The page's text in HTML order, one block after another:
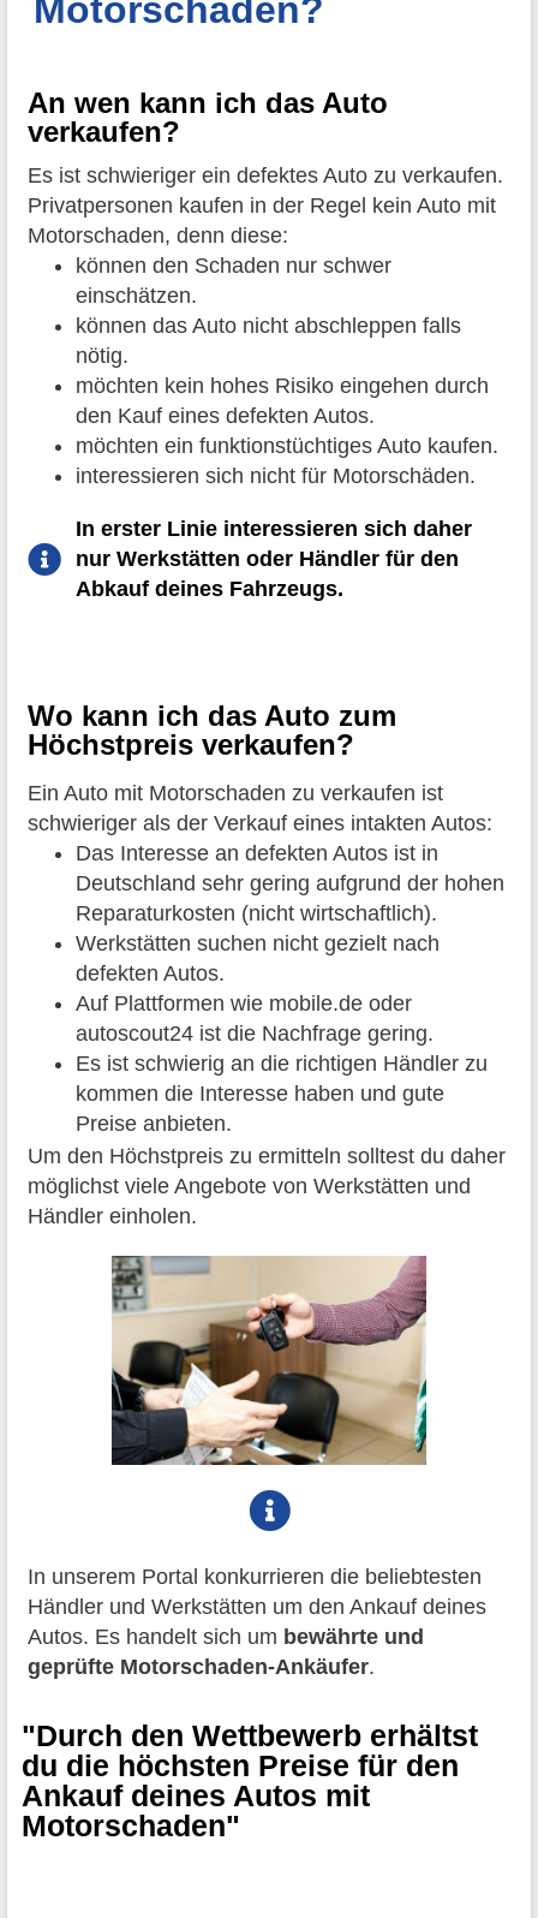
Motorschaden?
An wen kann ich das Auto
verkaufen?
Es ist schwieriger ein defektes Auto zu verkaufen.
Privatpersonen kaufen in der Regel kein Auto mit
Motorschaden, denn diese:
können den Schaden nur schwer
einschätzen.
können das Auto nicht abschleppen falls
nötig.
möchten kein hohes Risiko eingehen durch
den Kauf eines defekten Autos.
möchten ein funktionstüchtiges Auto kaufen.
interessieren sich nicht für Motorschäden.
In erster Linie interessieren sich daher
nur Werkstätten oder Händler für den
Abkauf deines Fahrzeugs.
Wo kann ich das Auto zum
Höchstpreis verkaufen?
Ein Auto mit Motorschaden zu verkaufen ist
schwieriger als der Verkauf eines intakten Autos:
Das Interesse an defekten Autos ist in
Deutschland sehr gering aufgrund der hohen
Reparaturkosten (nicht wirtschaftlich).
Werkstätten suchen nicht gezielt nach
defekten Autos.
Auf Plattformen wie mobile.de oder
autoscout24 ist die Nachfrage gering.
Es ist schwierig an die richtigen Händler zu
kommen die Interesse haben und gute
Preise anbieten.
Um den Höchstpreis zu ermitteln solltest du daher
möglichst viele Angebote von Werkstätten und
Händler einholen.
In unserem Portal konkurrieren die beliebtesten
Händler und Werkstätten um den Ankauf deines
Autos. Es handelt sich um bewährte und
geprüfte Motorschaden-Ankäufer.
"Durch den Wettbewerb erhältst
du die höchsten Preise für den
Ankauf deines Autos mit
Motorschaden"